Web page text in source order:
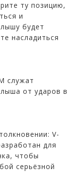
ту позицию,
и
будет
насладиться
служат
от ударов в
V-
для
чтобы
серьёзной